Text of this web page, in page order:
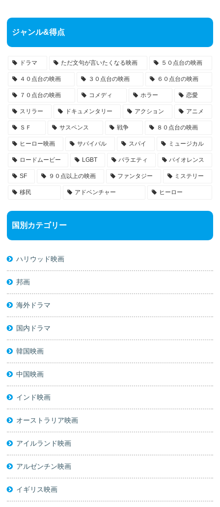
ジャンル&得点
ドラマ ただ文句が言いたくなる映画 ５０点台の映画
４０点台の映画 ３０点台の映画 ６０点台の映画
７０点台の映画 コメディ ホラー 恋愛
スリラー ドキュメンタリー アクション アニメ
ＳＦ サスペンス 戦争 ８０点台の映画
ヒーロー映画 サバイバル スパイ ミュージカル
ロードムービー LGBT バラエティ バイオレンス
SF ９０点以上の映画 ファンタジー ミステリー
移民 アドベンチャー ヒーロー
国別カテゴリー
ハリウッド映画
邦画
海外ドラマ
国内ドラマ
韓国映画
中国映画
インド映画
オーストラリア映画
アイルランド映画
アルゼンチン映画
イギリス映画